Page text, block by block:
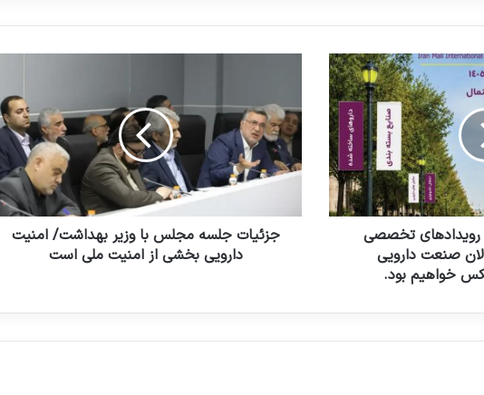
به طور قطع استیضاح وزیر بهداشت را
می‌کنیم
دارویی های آمریکا هر کاری برای ارزان
دارو می کنند
رویدادهای تخصصی
صنعت دارویی
خواهیم بود.
ی
ت
ج
س
س
جزئیات جلسه مجلس با وزیر بهداشت/ امنیت
دارویی بخشی از امنیت ملی است